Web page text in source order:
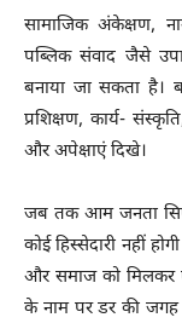
सामाजिक अंकेक्षण,
पब्लिक संवाद जैसे
बनाया जा सकता है।
प्रशिक्षण, कार्य-
और अपेक्षाएं दिखे।
जब तक आम जनता
कोई हिस्सेदारी नहीं
और समाज को मिलकर
के नाम पर डर की जगह